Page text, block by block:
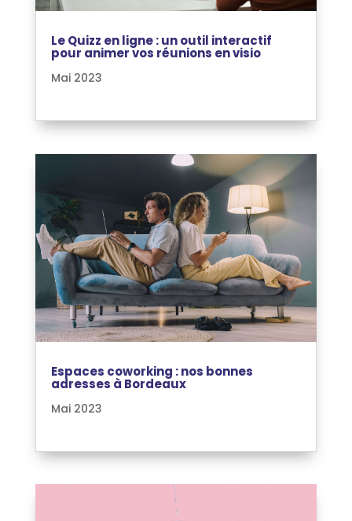
Le Quizz en ligne : un outil interactif
pour animer vos réunions en visio
Mai 2023
Espaces coworking : nos bonnes
adresses à Bordeaux
Mai 2023